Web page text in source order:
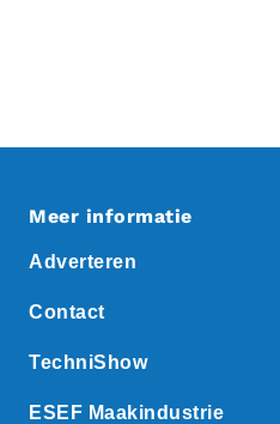
Meer informatie
Adverteren
Contact
TechniShow
ESEF Maakindustrie